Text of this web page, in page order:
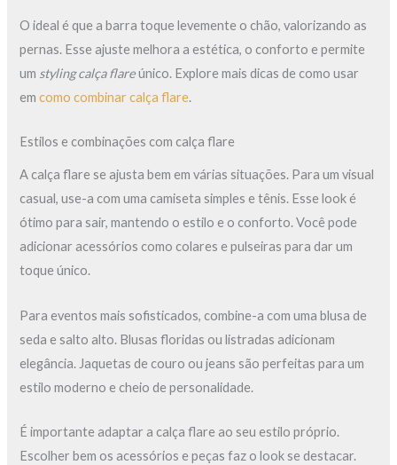
O ideal é que a barra toque levemente o chão, valorizando as
pernas. Esse ajuste melhora a estética, o conforto e permite
um styling calça flareúnico. Explore mais dicas de como usar
emcomo combinar calça flare.
Estilos e combinações com calça flare
A calça flare se ajusta bem em várias situações. Para um visual
casual, use-a com uma camiseta simples e tênis. Esse look é
ótimo para sair, mantendo o estilo e o conforto. Você pode
adicionar acessórios como colares e pulseiras para dar um
toque único.
Para eventos mais sofisticados, combine-a com uma blusa de
seda e salto alto. Blusas floridas ou listradas adicionam
elegância. Jaquetas de couro ou jeans são perfeitas para um
estilo moderno e cheio de personalidade.
É importante adaptar a calça flare ao seu estilo próprio.
Escolher bem os acessórios e peças faz o look se destacar.